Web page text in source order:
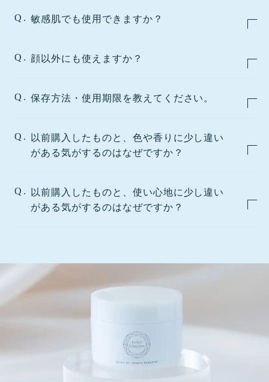
Q. 敏感肌でも使用できますか？
Q. 顔以外にも使えますか？
Q. 保存方法・使用期限を教えてください。
Q.
以前購入したものと、色や香りに少し違い
がある気がするのはなぜですか？
Q.
以前購入したものと、使い心地に少し違い
がある気がするのはなぜですか？